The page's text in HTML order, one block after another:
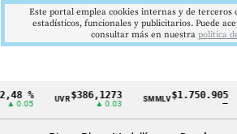
Cintillo
%
0.05
UVR$386,1273
▲ 0.03
SMMLV$1.750.905
Este portal emplea cookies internas y de terceros
estadísticos, funcionales y publicitarios. Puede
consultar más en nuestra politica